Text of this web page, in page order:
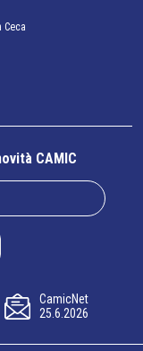
Ceca
CAMIC
CamicNet
25.6.2026